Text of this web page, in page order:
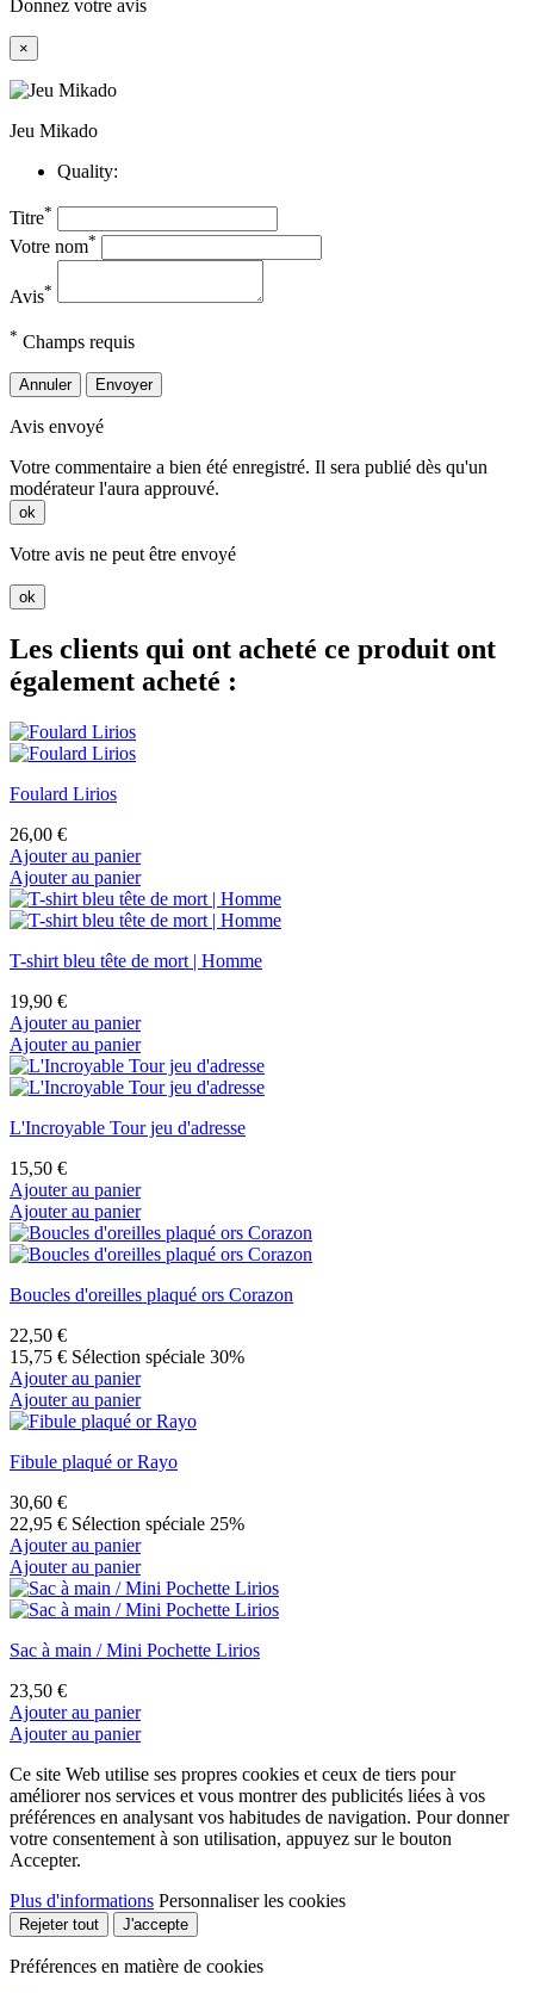
Donnez votre avis
×
Jeu Mikado
Quality:
Titre*
Votre nom*
Avis*
* Champs requis
Annuler Envoyer
Avis envoyé
Votre commentaire a bien été enregistré. Il sera publié dès qu'un
modérateur l'aura approuvé.
ok
Votre avis ne peut être envoyé
ok
Les clients qui ont acheté ce produit ont
également acheté :
Foulard Lirios
26,00 €
Ajouter au panier
Ajouter au panier
T-shirt bleu tête de mort | Homme
19,90 €
Ajouter au panier
Ajouter au panier
L'Incroyable Tour jeu d'adresse
15,50 €
Ajouter au panier
Ajouter au panier
Boucles d'oreilles plaqué ors Corazon
22,50 €
15,75 € Sélection spéciale 30%
Ajouter au panier
Ajouter au panier
Fibule plaqué or Rayo
30,60 €
22,95 € Sélection spéciale 25%
Ajouter au panier
Ajouter au panier
Sac à main / Mini Pochette Lirios
23,50 €
Ajouter au panier
Ajouter au panier
Ce site Web utilise ses propres cookies et ceux de tiers pour
améliorer nos services et vous montrer des publicités liées à vos
préférences en analysant vos habitudes de navigation. Pour donner
votre consentement à son utilisation, appuyez sur le bouton
Accepter.
Plus d'informations Personnaliser les cookies
Rejeter tout J'accepte
Préférences en matière de cookies